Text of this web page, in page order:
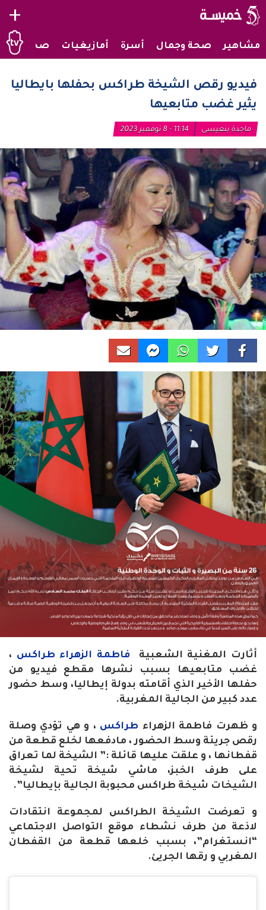
+
مشاهير صحة وجمال أسرة أمازيغيات صحراويات
فيديو رقص الشيخة طراكس بحفلها بايطاليا
يثير غضب متابعيها
ماجدة بنعيسى 11:14 - 8 نوفمبر 2023
أثارت المغنية الشعبية فاطمة الزهراء طراكس ،
غضب متابعيها بسبب نشرها مقطع فيديو من
حفلها الأخير الذي أقامته بدولة إيطاليا، وسط حضور
عدد كبير من الجالية المغربية.
و ظهرت فاطمة الزهراء طراكس ، و هي تؤدي وصلة
رقص جريئة وسط الحضور ، مادفعها لخلع قطعة من
قفطانها ، و علقت عليها قائلة :” الشيخة لما تعراق
على طرف الخبز، ماشي شيخة تحية لشيخة
الشيخات شيخة طراكس محبوبة الجالية بإيطاليا”.
و تعرضت الشيخة الطراكس لمجموعة انتقادات
لاذعة من طرف نشطاء موقع التواصل الاجتماعي
“انستغرام”، بسبب خلعها قطعة من القفطان
المغربي و رقها الجريئ.